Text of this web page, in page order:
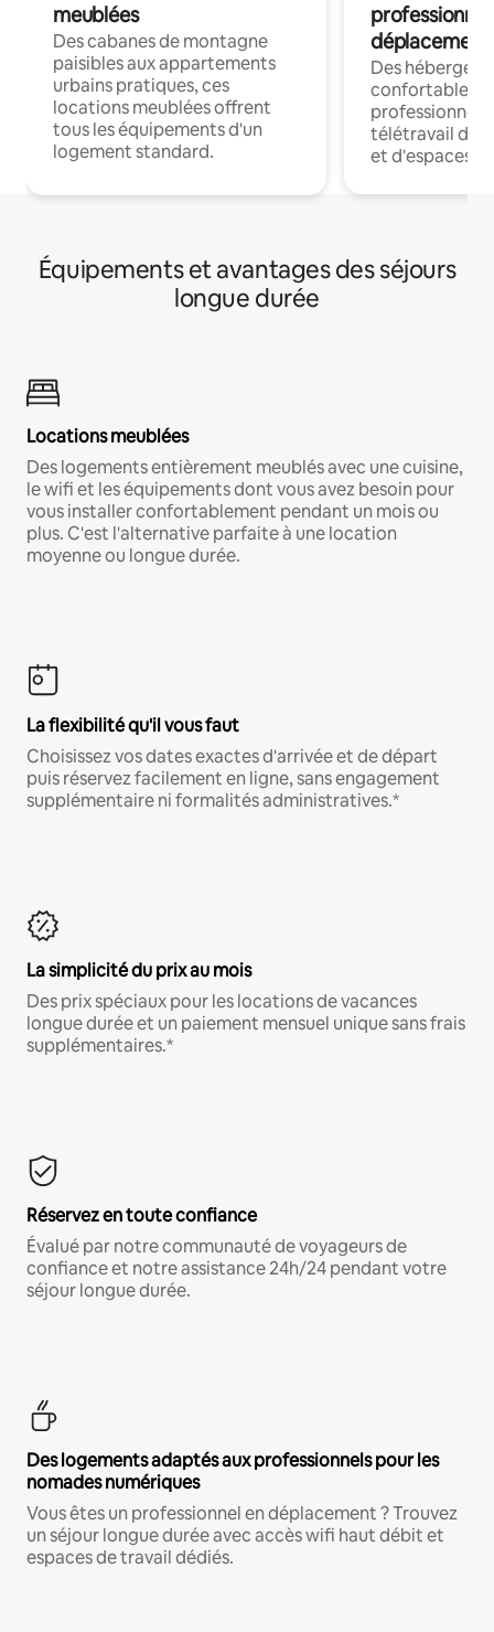
meublées
Des cabanes de montagne
paisibles aux appartements
urbains pratiques, ces
locations meublées offrent
tous les équipements d'un
logement standard.
déplacement
Des
confortables
professionnels
télétravail
et d'espaces
Équipements et avantages des séjours
longue durée
Locations meublées
Des logements entièrement meublés avec une cuisine,
le wifi et les équipements dont vous avez besoin pour
vous installer confortablement pendant un mois ou
plus. C'est l'alternative parfaite à une location
moyenne ou longue durée.
La flexibilité qu'il vous faut
Choisissez vos dates exactes d'arrivée et de départ
puis réservez facilement en ligne, sans engagement
supplémentaire ni formalités administratives.*
La simplicité du prix au mois
Des prix spéciaux pour les locations de vacances
longue durée et un paiement mensuel unique sans frais
supplémentaires.*
Réservez en toute confiance
Évalué par notre communauté de voyageurs de
confiance et notre assistance 24h/24 pendant votre
séjour longue durée.
Des logements adaptés aux professionnels pour les
nomades numériques
Vous êtes un professionnel en déplacement ? Trouvez
un séjour longue durée avec accès wifi haut débit et
espaces de travail dédiés.